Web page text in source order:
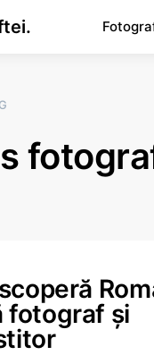
fotograf și